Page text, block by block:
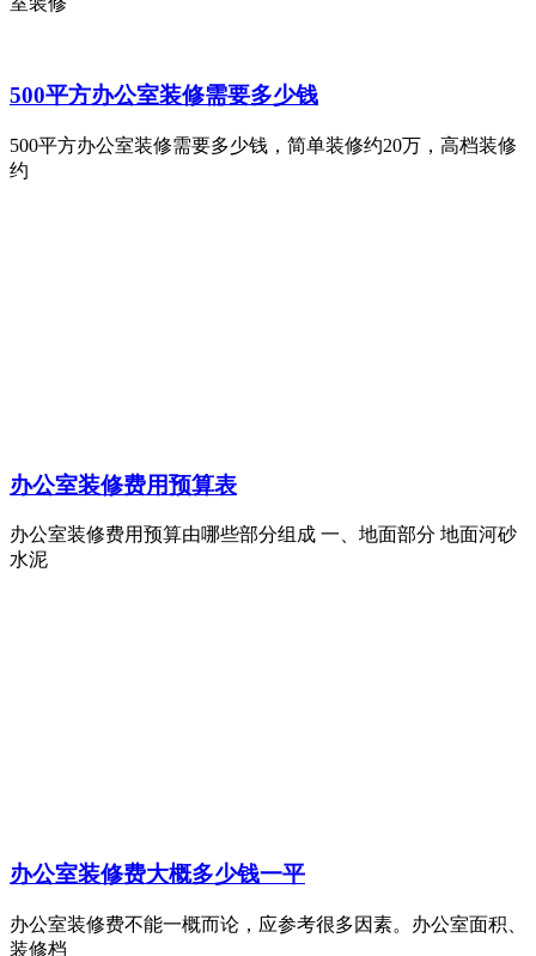
500平方办公室装修需要多少钱
500平方办公室装修需要多少钱，简单装修约20万，高档装修
约
办公室装修费用预算表
办公室装修费用预算由哪些部分组成 一、地面部分 地面河砂
水泥
办公室装修费大概多少钱一平
办公室装修费不能一概而论，应参考很多因素。办公室面积、
装修档